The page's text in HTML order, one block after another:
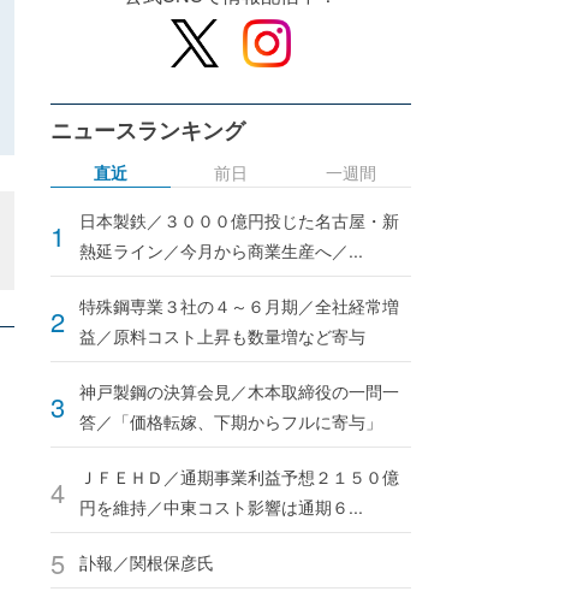
ニュースランキング
直近
日本製鉄／３０００億円投じた名古屋・新
熱延ライン／今月から商業生産へ／...
特殊鋼専業３社の４～６月期／全社経常増
益／原料コスト上昇も数量増など寄与
神戸製鋼の決算会見／木本取締役の一問一
答／「価格転嫁、下期からフルに寄与」
ＪＦＥＨＤ／通期事業利益予想２１５０億
円を維持／中東コスト影響は通期６...
訃報／関根保彦氏
前日 一週間